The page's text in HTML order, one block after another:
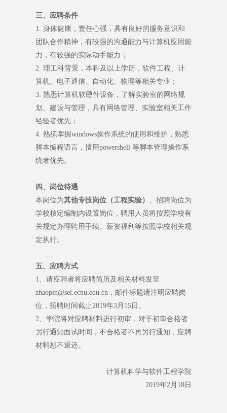
三、应聘条件
1. 身体健康，责任心强，具有良好的服务意识和
团队合作精神，有较强的沟通能力与计算机应用能
力，有较强的实际动手能力；
2. 理工科背景，本科及以上学历，软件工程、计
算机、电子通信、自动化、物理等相关专业；
3. 熟悉计算机软硬件设备，了解实验室的网络规
划、建设与管理，具有网络管理、实验室相关工作
经验者优先；
4. 熟练掌握windows操作系统的使用和维护，熟悉
脚本编程语言，擅用powershell 等脚本管理操作系
统者优先。
四、岗位待遇
本岗位为其他专技岗位（工程实验） 。招聘岗位为
学校核定编制内设置岗位，聘用人员将按照学校有
关规定办理聘用手续。薪资福利等按照学校相关规
定执行。
五、应聘方式
1、请应聘者将应聘简历及相关材料发至
zhaopin@sei.ecnu.edu.cn ，邮件标题请注明应聘岗
位，招聘时间截止2019年3月15日。
2、学院将对应聘材料进行初审，对于初审合格者
另行通知面试时间，不合格者不再另行通知，应聘
材料恕不退还。
计算机科学与软件工程学院
2019年2月18日